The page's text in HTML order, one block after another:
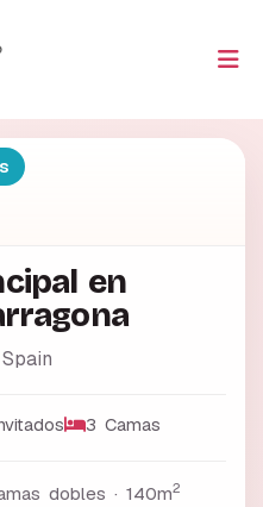
en
Spain
3 Camas
dobles · 140m2